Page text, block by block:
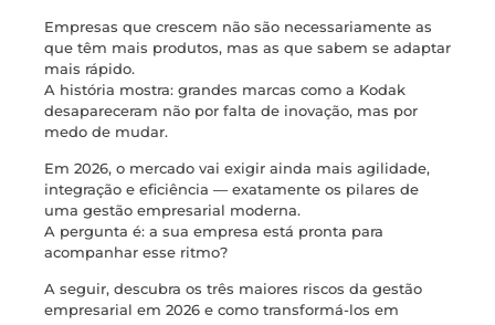
Empresas que crescem não são necessariamente as
que têm mais produtos, mas as que sabem se adaptar
mais rápido.
A história mostra: grandes marcas como a Kodak
desapareceram não por falta de inovação, mas por
medo de mudar.
Em 2026, o mercado vai exigir ainda mais agilidade,
integração e eficiência — exatamente os pilares de
uma gestão empresarial moderna.
A pergunta é: a sua empresa está pronta para
acompanhar esse ritmo?
A seguir, descubra os três maiores riscos da gestão
empresarial em 2026 e como transformá-los em